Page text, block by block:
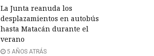
La Junta reanuda los
desplazamientos en autobús
hasta Matacán durante el
verano
5 AÑOS ATRÁS